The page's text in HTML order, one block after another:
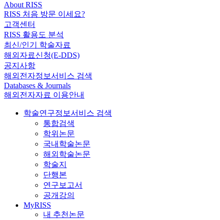
About RISS
RISS 처음 방문 이세요?
고객센터
RISS 활용도 분석
최신/인기 학술자료
해외자료신청(E-DDS)
공지사항
해외전자정보서비스 검색
Databases & Journals
해외전자자료 이용안내
학술연구정보서비스 검색
통합검색
학위논문
국내학술논문
해외학술논문
학술지
단행본
연구보고서
공개강의
MyRISS
내 추천논문